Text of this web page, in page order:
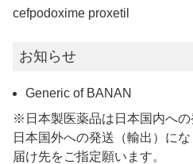
cefpodoxime proxetil
お知らせ
Generic of BANAN
※日本製医薬品は日本国内へ
日本国外への発送（輸出）に
届け先をご指定願います。